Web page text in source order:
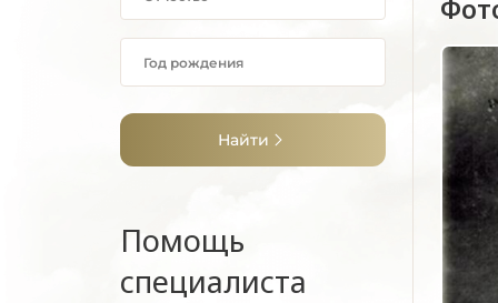
Найти
Помощь
специалиста